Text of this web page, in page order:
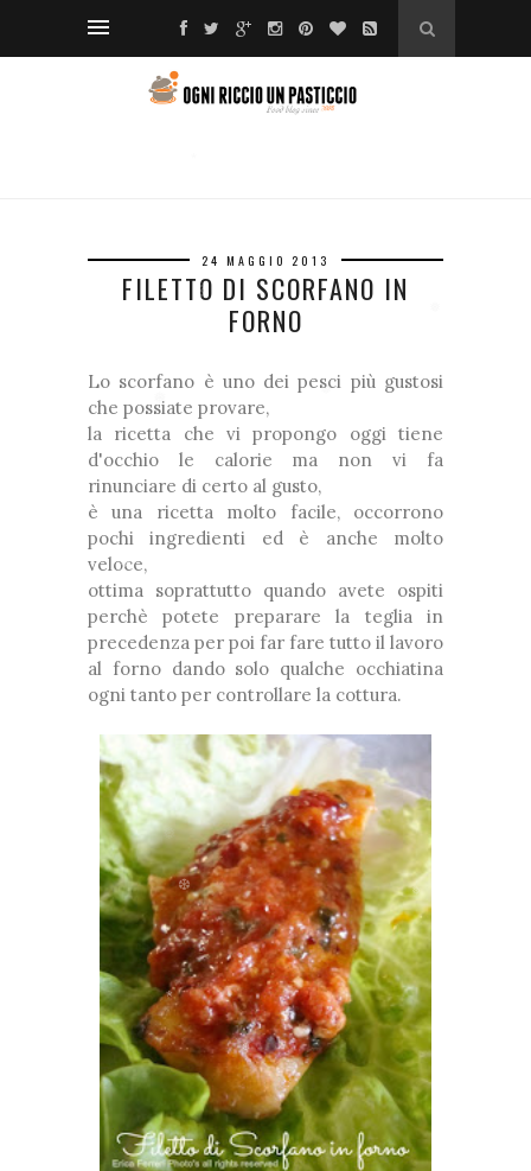
24 MAGGIO 2013
FILETTO DI SCORFANO IN
FORNO
Lo scorfano è uno dei pesci più gustosi
che possiate provare,
la ricetta che vi propongo oggi tiene
d'occhio le calorie ma non vi fa
rinunciare di certo al gusto,
è una ricetta molto facile, occorrono
pochi ingredienti ed è anche molto
veloce,
ottima soprattutto quando avete ospiti
perchè potete preparare la teglia in
precedenza per poi far fare tutto il lavoro
al forno dando solo qualche occhiatina
ogni tanto per controllare la cottura.
*
*
❅
❆
❅
❅
❅
❆
❅
*
❅